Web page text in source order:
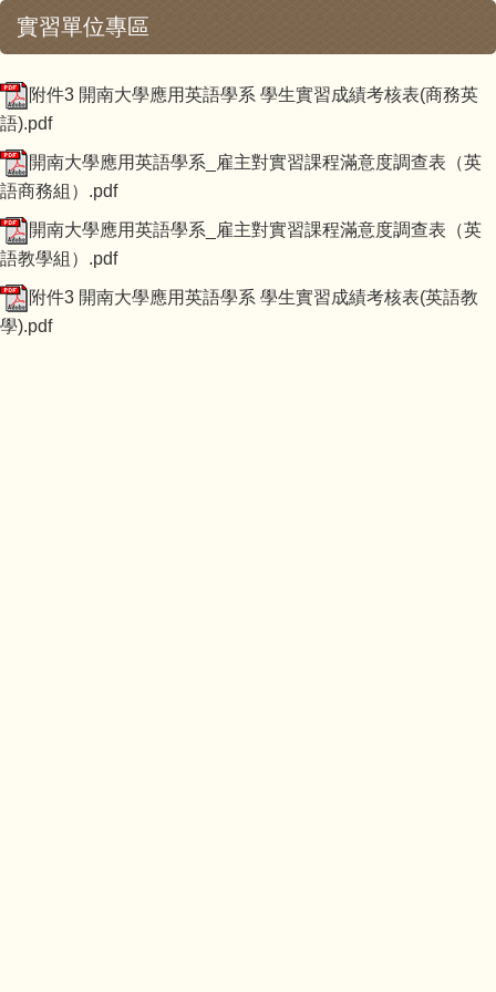
實習單位專區
附件3 開南大學應用英語學系 學生實習成績考核表(商務英
語).pdf
開南大學應用英語學系_雇主對實習課程滿意度調查表（英
語商務組）.pdf
開南大學應用英語學系_雇主對實習課程滿意度調查表（英
語教學組）.pdf
附件3 開南大學應用英語學系 學生實習成績考核表(英語教
學).pdf